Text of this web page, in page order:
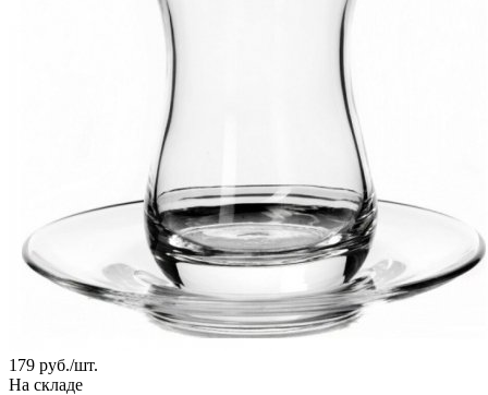
179 руб./шт.
На складе